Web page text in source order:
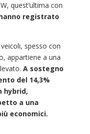
quest’ultima con
registrato
spesso con
appartiene a una
A sostegno
del 14,3%
hybrid,
a una
economici.